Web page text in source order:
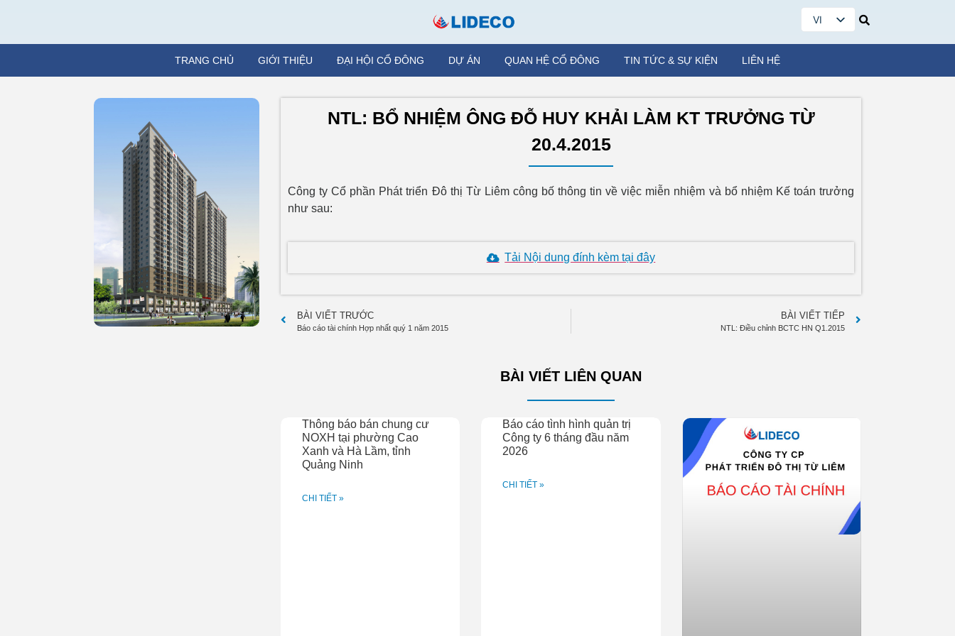
VI
EN
TRANG CHỦ GIỚI THIỆU ĐẠI HỘI CỔ ĐÔNG DỰ ÁN QUAN HỆ CỔ ĐÔNG TIN TỨC & SỰ KIỆN LIÊN HỆ
NTL: BỔ NHIỆM ÔNG ĐỖ HUY KHẢI LÀM KT TRƯỞNG TỪ
20.4.2015
Công ty Cổ phần Phát triển Đô thị Từ Liêm công bố thông tin về việc miễn nhiệm và bổ nhiệm Kế toán trưởng
như sau:
Tải Nội dung đính kèm tại đây
BÀI VIẾT TRƯỚC
Báo cáo tài chính Hợp nhất quý 1 năm 2015
BÀI VIẾT TIẾP
NTL: Điều chỉnh BCTC HN Q1.2015
BÀI VIẾT LIÊN QUAN
Thông báo bán chung cư
NOXH tại phường Cao
Xanh và Hà Lầm, tỉnh
Quảng Ninh
CHI TIẾT »
Báo cáo tình hình quản trị
Công ty 6 tháng đầu năm
2026
CHI TIẾT »